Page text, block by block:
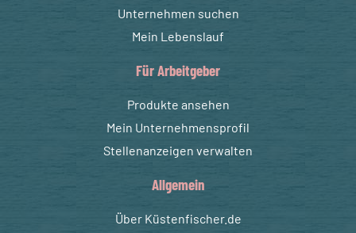
Unternehmen suchen
Mein Lebenslauf
Für Arbeitgeber
Produkte ansehen
Mein Unternehmensprofil
Stellenanzeigen verwalten
Allgemein
Über Küstenfischer.de